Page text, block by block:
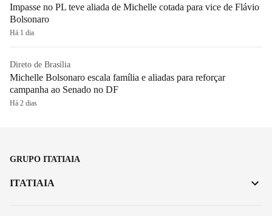
Impasse no PL teve aliada de Michelle cotada para vice de Flávio
Bolsonaro
Há 1 dia
Direto de Brasília
Michelle Bolsonaro escala família e aliadas para reforçar
campanha ao Senado no DF
Há 2 dias
GRUPO ITATIAIA
ITATIAIA